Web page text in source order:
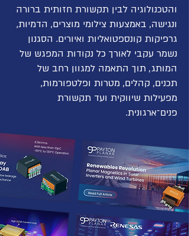
והטכנולוגיה לבין תקשורת חזותית ברורה
ונגישה, באמצעות צילומי מוצרים, הדמיות,
גרפיקות קונספטואליות ואיורים. הסגנון
נשמר עקבי לאורך כל נקודות המפגש של
המותג, תוך התאמה למגוון רחב של
תכנים, קהלים, מטרות ופלטפורמות,
מפעילות שיווקית ועד תקשורת
פנים־ארגונית.